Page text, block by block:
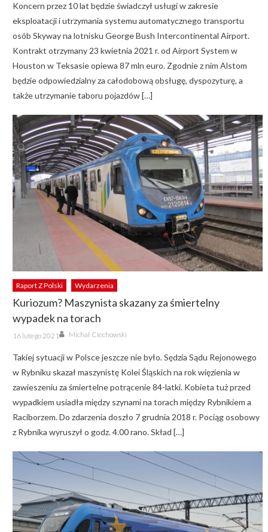
Koncern przez 10 lat będzie świadczył usługi w zakresie
eksploatacji i utrzymania systemu automatycznego transportu
osób Skyway na lotnisku George Bush Intercontinental Airport.
Kontrakt otrzymany 23 kwietnia 2021 r. od Airport System w
Houston w Teksasie opiewa 87 mln euro. Zgodnie z nim Alstom
będzie odpowiedzialny za całodobową obsługę, dyspozyturę, a
także utrzymanie taboru pojazdów […]
Raport Z Polski Wydarzenia
Kuriozum? Maszynista skazany za śmiertelny
wypadek na torach
Posted
on
16 lutego 2021 Author
Michał Ciechowski
Takiej sytuacji w Polsce jeszcze nie było. Sędzia Sądu Rejonowego
w Rybniku skazał maszynistę Kolei Śląskich na rok więzienia w
zawieszeniu za śmiertelne potrącenie 84-latki. Kobieta tuż przed
wypadkiem usiadła między szynami na torach między Rybnikiem a
Raciborzem. Do zdarzenia doszło 7 grudnia 2018 r. Pociąg osobowy
z Rybnika wyruszył o godz. 4.00 rano. Skład […]